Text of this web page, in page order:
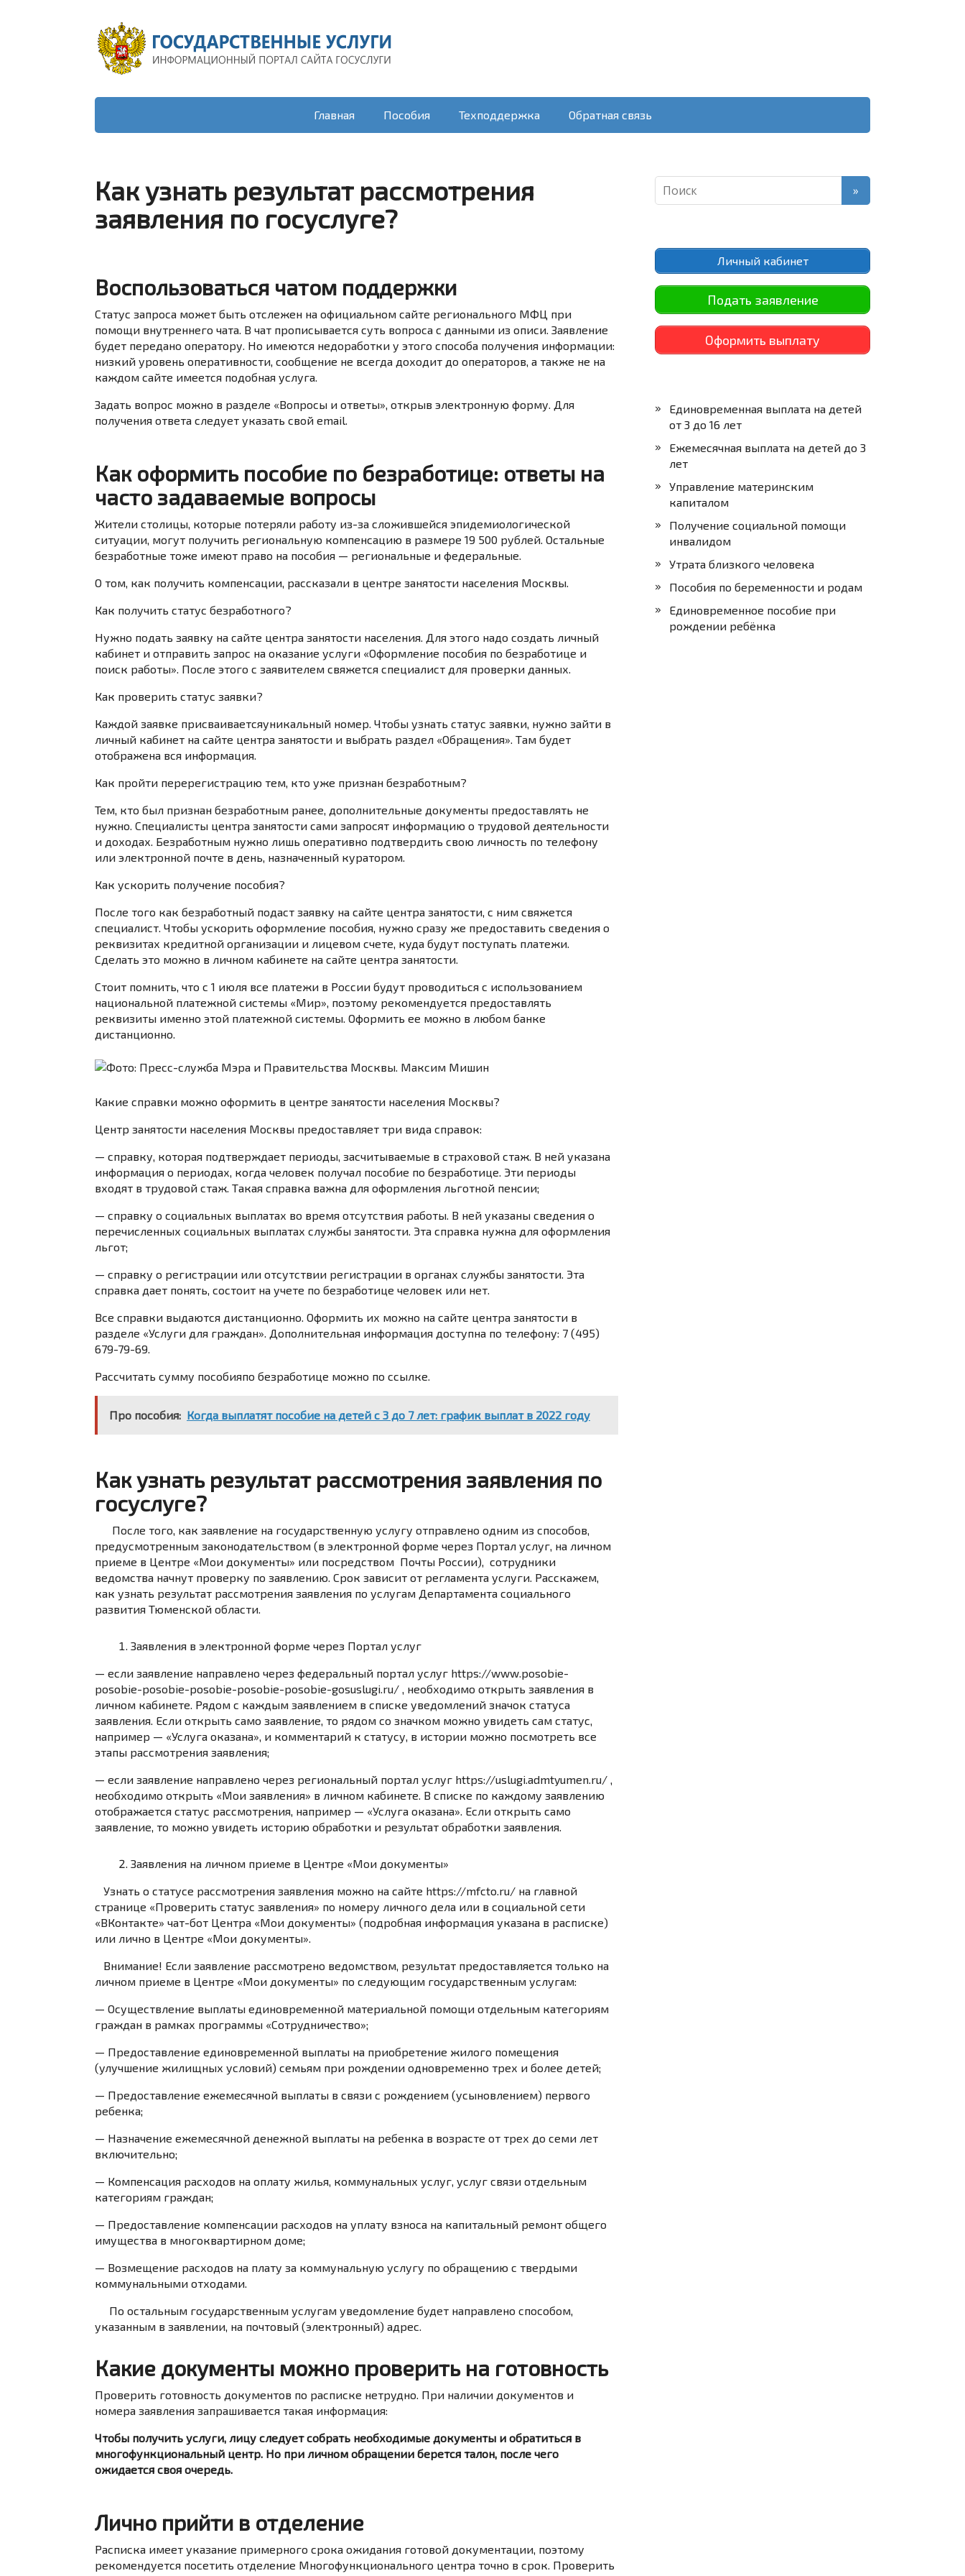
Главная Пособия Техподдержка Обратная связь
Как узнать результат рассмотрения
заявления по госуслуге?
Воспользоваться чатом поддержки
Статус запроса может быть отслежен на официальном сайте регионального МФЦ при
помощи внутреннего чата. В чат прописывается суть вопроса с данными из описи. Заявление
будет передано оператору. Но имеются недоработки у этого способа получения информации:
низкий уровень оперативности, сообщение не всегда доходит до операторов, а также не на
каждом сайте имеется подобная услуга.
Задать вопрос можно в разделе «Вопросы и ответы», открыв электронную форму. Для
получения ответа следует указать свой email.
Как оформить пособие по безработице: ответы на
часто задаваемые вопросы
Жители столицы, которые потеряли работу из-за сложившейся эпидемиологической
ситуации, могут получить региональную компенсацию в размере 19 500 рублей. Остальные
безработные тоже имеют право на пособия — региональные и федеральные.
О том, как получить компенсации, рассказали в центре занятости населения Москвы.
Как получить статус безработного?
Нужно подать заявку на сайте центра занятости населения. Для этого надо создать личный
кабинет и отправить запрос на оказание услуги «Оформление пособия по безработице и
поиск работы». После этого с заявителем свяжется специалист для проверки данных.
Как проверить статус заявки?
Каждой заявке присваиваетсяуникальный номер. Чтобы узнать статус заявки, нужно зайти в
личный кабинет на сайте центра занятости и выбрать раздел «Обращения». Там будет
отображена вся информация.
Как пройти перерегистрацию тем, кто уже признан безработным?
Тем, кто был признан безработным ранее, дополнительные документы предоставлять не
нужно. Специалисты центра занятости сами запросят информацию о трудовой деятельности
и доходах. Безработным нужно лишь оперативно подтвердить свою личность по телефону
или электронной почте в день, назначенный куратором.
Как ускорить получение пособия?
После того как безработный подаст заявку на сайте центра занятости, с ним свяжется
специалист. Чтобы ускорить оформление пособия, нужно сразу же предоставить сведения о
реквизитах кредитной организации и лицевом счете, куда будут поступать платежи.
Сделать это можно в личном кабинете на сайте центра занятости.
Стоит помнить, что с 1 июля все платежи в России будут проводиться с использованием
национальной платежной системы «Мир», поэтому рекомендуется предоставлять
реквизиты именно этой платежной системы. Оформить ее можно в любом банке
дистанционно.
Какие справки можно оформить в центре занятости населения Москвы?
Центр занятости населения Москвы предоставляет три вида справок:
— справку, которая подтверждает периоды, засчитываемые в страховой стаж. В ней указана
информация о периодах, когда человек получал пособие по безработице. Эти периоды
входят в трудовой стаж. Такая справка важна для оформления льготной пенсии;
— справку о социальных выплатах во время отсутствия работы. В ней указаны сведения о
перечисленных социальных выплатах службы занятости. Эта справка нужна для оформления
льгот;
— справку о регистрации или отсутствии регистрации в органах службы занятости. Эта
справка дает понять, состоит на учете по безработице человек или нет.
Все справки выдаются дистанционно. Оформить их можно на сайте центра занятости в
разделе «Услуги для граждан». Дополнительная информация доступна по телефону: 7 (495)
679-79-69.
Рассчитать сумму пособияпо безработице можно по ссылке.
Про пособия: Когда выплатят пособие на детей с 3 до 7 лет: график выплат в 2022 году
Как узнать результат рассмотрения заявления по
госуслуге?
После того, как заявление на государственную услугу отправлено одним из способов,
предусмотренным законодательством (в электронной форме через Портал услуг, на личном
приеме в Центре «Мои документы» или посредством Почты России), сотрудники
ведомства начнут проверку по заявлению. Срок зависит от регламента услуги. Расскажем,
как узнать результат рассмотрения заявления по услугам Департамента социального
развития Тюменской области.
Заявления в электронной форме через Портал услуг
— если заявление направлено через федеральный портал услуг https://www.posobie-
posobie-posobie-posobie-posobie-posobie-gosuslugi.ru/ , необходимо открыть заявления в
личном кабинете. Рядом с каждым заявлением в списке уведомлений значок статуса
заявления. Если открыть само заявление, то рядом со значком можно увидеть сам статус,
например — «Услуга оказана», и комментарий к статусу, в истории можно посмотреть все
этапы рассмотрения заявления;
— если заявление направлено через региональный портал услуг https://uslugi.admtyumen.ru/ ,
необходимо открыть «Мои заявления» в личном кабинете. В списке по каждому заявлению
отображается статус рассмотрения, например — «Услуга оказана». Если открыть само
заявление, то можно увидеть историю обработки и результат обработки заявления.
Заявления на личном приеме в Центре «Мои документы»
Узнать о статусе рассмотрения заявления можно на сайте https://mfcto.ru/ на главной
странице «Проверить статус заявления» по номеру личного дела или в социальной сети
«ВКонтакте» чат-бот Центра «Мои документы» (подробная информация указана в расписке)
или лично в Центре «Мои документы».
Внимание! Если заявление рассмотрено ведомством, результат предоставляется только на
личном приеме в Центре «Мои документы» по следующим государственным услугам:
— Осуществление выплаты единовременной материальной помощи отдельным категориям
граждан в рамках программы «Сотрудничество»;
— Предоставление единовременной выплаты на приобретение жилого помещения
(улучшение жилищных условий) семьям при рождении одновременно трех и более детей;
— Предоставление ежемесячной выплаты в связи с рождением (усыновлением) первого
ребенка;
— Назначение ежемесячной денежной выплаты на ребенка в возрасте от трех до семи лет
включительно;
— Компенсация расходов на оплату жилья, коммунальных услуг, услуг связи отдельным
категориям граждан;
— Предоставление компенсации расходов на уплату взноса на капитальный ремонт общего
имущества в многоквартирном доме;
— Возмещение расходов на плату за коммунальную услугу по обращению с твердыми
коммунальными отходами.
По остальным государственным услугам уведомление будет направлено способом,
указанным в заявлении, на почтовый (электронный) адрес.
Какие документы можно проверить на готовность
Проверить готовность документов по расписке нетрудно. При наличии документов и
номера заявления запрашивается такая информация:
Чтобы получить услуги, лицу следует собрать необходимые документы и обратиться в
многофункциональный центр. Но при личном обращении берется талон, после чего
ожидается своя очередь.
Лично прийти в отделение
Расписка имеет указание примерного срока ожидания готовой документации, поэтому
рекомендуется посетить отделение Многофункционального центра точно в срок. Проверить
Личный кабинет
Подать заявление
Оформить выплату
Единовременная выплата на детей
от 3 до 16 лет
Ежемесячная выплата на детей до 3
лет
Управление материнским
капиталом
Получение социальной помощи
инвалидом
Утрата близкого человека
Пособия по беременности и родам
Единовременное пособие при
рождении ребёнка